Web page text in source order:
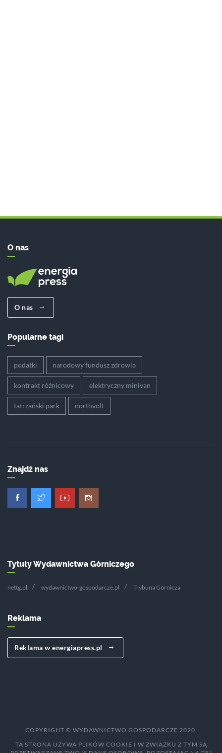
O nas
O nas
Popularne tagi
podatki narodowy fundusz zdrowia
kontrakt różnicowy elektryczny minivan
tatrzański park northvolt
Znajdź nas
Tytuły Wydawnictwa Górniczego
nettg.pl wydawnictwo-gospodarcze.pl Trybuna Górnicza
Reklama
Reklama w energiapress.pl
COPYRIGHT © WYDAWNICTWO GOSPODARCZE 2020.
TA STRONA UŻYWA PLIKÓW COOKIE I W ZWIĄZKU Z TYM SĄ